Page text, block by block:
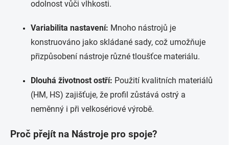
odolnost vůči vlhkosti.
Variabilita nastavení: Mnoho nástrojů je
konstruováno jako skládané sady, což umožňuje
přizpůsobení nástroje různé tloušťce materiálu.
Dlouhá životnost ostří: Použití kvalitních materiálů
(HM, HS) zajišťuje, že profil zůstává ostrý a
neměnný i při velkosériové výrobě.
Proč přejít na Nástroje pro spoje?